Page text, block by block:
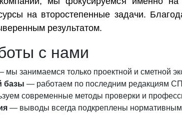
на второстепенные задачи.
результатом.
с нами
мы занимаемся только проектной и сметной
базы — работаем по последним редакциям
современные методы проверки и
— выводы всегда подкреплены